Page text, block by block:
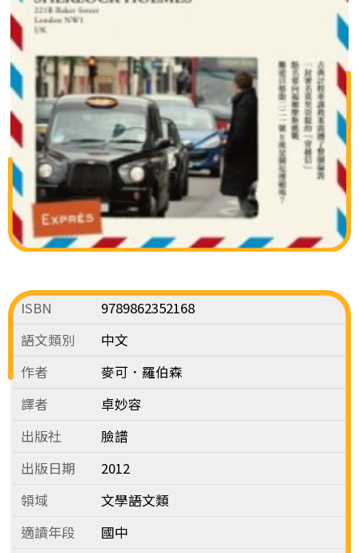
ISBN
9789862352168
語文類別
中文
作者
麥可．羅伯森
譯者
卓妙容
出版社
臉譜
出版日期
2012
領域
文學語文類
適讀年段
國中